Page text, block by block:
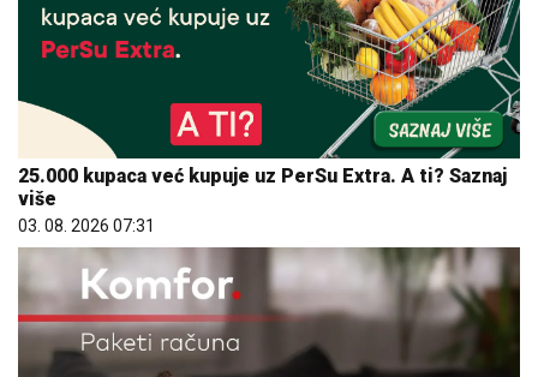
25.000 kupaca već kupuje uz PerSu Extra. A ti? Saznaj
više
03. 08. 2026 07:31